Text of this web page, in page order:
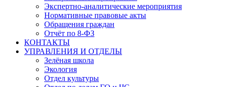
Экспертно-аналитические мероприятия
Нормативные правовые акты
Обращения граждан
Отчёт по 8-ФЗ
КОНТАКТЫ
УПРАВЛЕНИЯ И ОТДЕЛЫ
Зелёная школа
Экология
Отдел культуры